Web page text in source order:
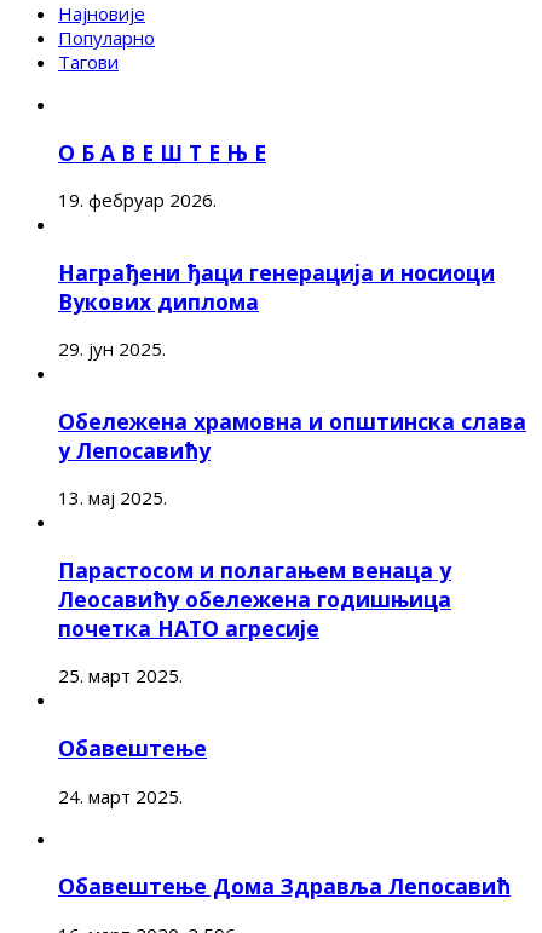
Најновије
Популарно
Тагови
О Б А В Е Ш Т Е Њ Е
19. фебруар 2026.
Награђени ђаци генерација и носиоци
Вукових диплома
29. јун 2025.
Обележена храмовна и општинска слава
у Лепосавићу
13. мај 2025.
Парастосом и полагањем венаца у
Леосавићу обележена годишњица
почетка НАТО агресије
25. март 2025.
Обавештење
24. март 2025.
Обавештење Дома Здравља Лепосавић